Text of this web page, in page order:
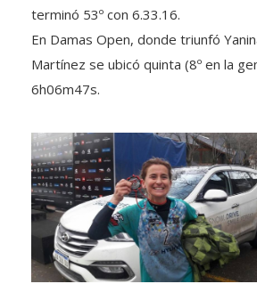
terminó 53º con 6.33.16.
En Damas Open, donde triunfó
Martínez se ubicó quinta (8º en la
6h06m47s.